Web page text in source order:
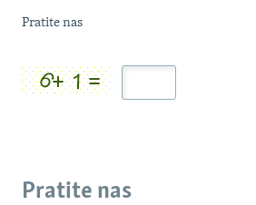
Pratite nas
Pratite nas